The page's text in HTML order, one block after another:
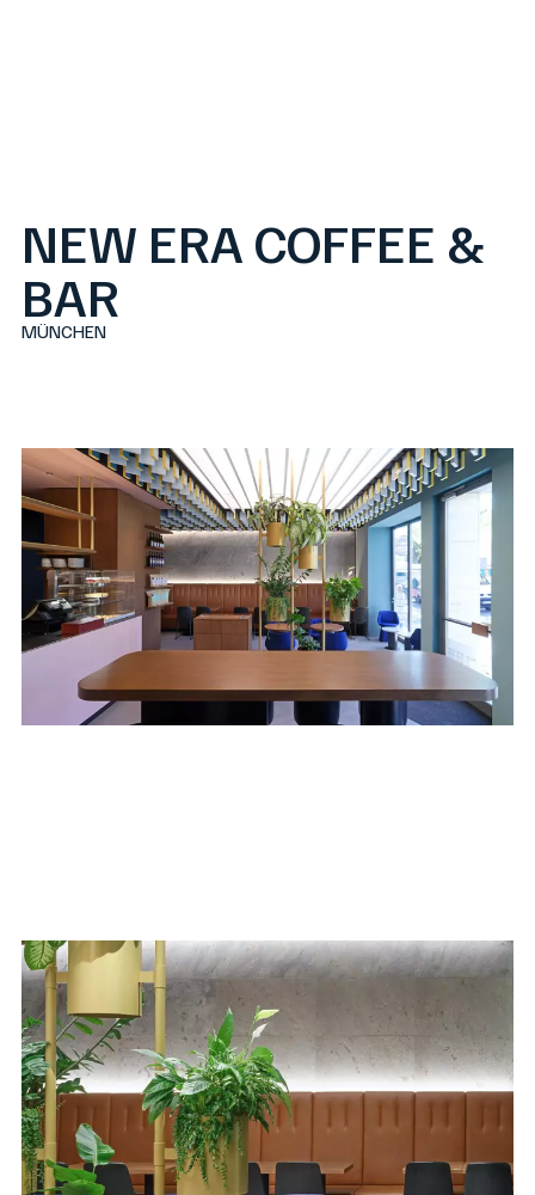
NEW ERA COFFEE &
BAR
MÜNCHEN
CONTACT
DEITEN